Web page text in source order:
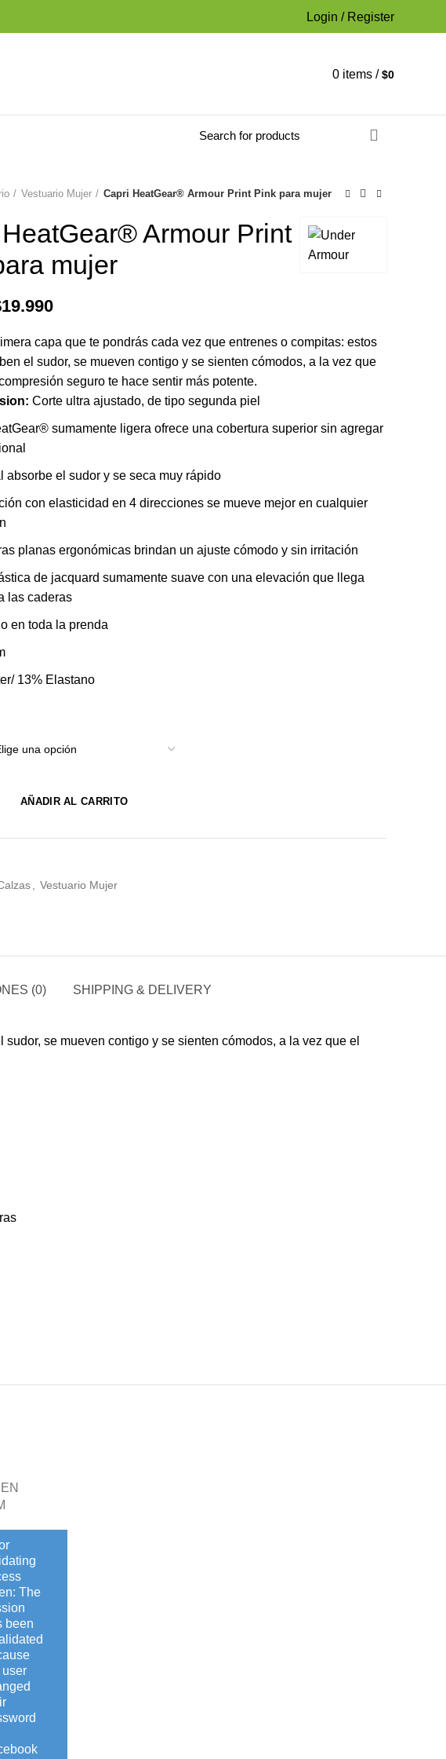
Login / Register
0 items / $0
Vestuario Mujer Capri HeatGear® Armour Print Pink para mujer
Armour Print
mujer
19.990El
actual
es:
$19.990.
capa que te pondrás cada vez que entrenes o compitas: estos
el sudor, se mueven contigo y se sienten cómodos, a la vez que
seguro te hace sentir más potente.
Corte ultra ajustado, de tipo segunda piel
sumamente ligera ofrece una cobertura superior sin agregar
absorbe el sudor y se seca muy rápido
con elasticidad en 4 direcciones se mueve mejor en cualquier
planas ergonómicas brindan un ajuste cómodo y sin irritación
de jacquard sumamente suave con una elevación que llega
las caderas
en toda la prenda
13% Elastano
AÑADIR AL CARRITO
Vestuario Mujer
(0) SHIPPING & DELIVERY
se mueven contigo y se sienten cómodos, a la vez que el
The
been
user